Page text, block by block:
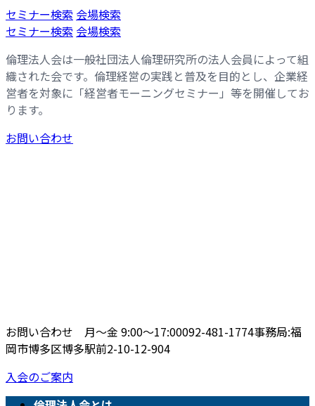
コ
ン
ン
ツ
へ
ス
キ
ッ
ナ
ビ
ー
シ
ョ
ン
に
移
セミナー検索 会場検索
セミナー検索 会場検索
倫理法人会は一般社団法人倫理研究所の法人会員によって組
織された会です。倫理経営の実践と普及を目的とし、企業経
営者を対象に「経営者モーニングセミナー」等を開催してお
ります。
お問い合わせ
お問い合わせ 月〜金 9:00〜17:00092-481-1774事務局:福
岡市博多区博多駅前2-10-12-904
入会のご案内